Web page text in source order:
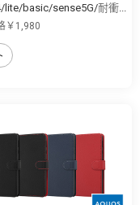
lite/basic/sense5G/耐衝...
￥1,980